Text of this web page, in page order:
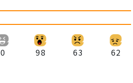
0 98 63 62